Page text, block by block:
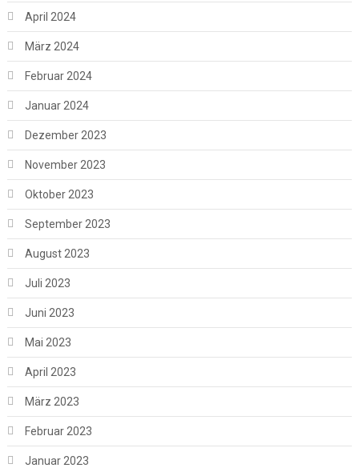
April 2024
März 2024
Februar 2024
Januar 2024
Dezember 2023
November 2023
Oktober 2023
September 2023
August 2023
Juli 2023
Juni 2023
Mai 2023
April 2023
März 2023
Februar 2023
Januar 2023